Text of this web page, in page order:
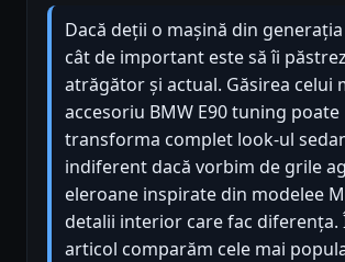
Dacă deții o mașină din generația
cât de important este să îi
atrăgător și actual. Găsirea celui
accesoriu BMW E90 tuning poate
transforma complet look-ul
indiferent dacă vorbim de grile
eleroane inspirate din modelee
detalii interior care fac diferența.
articol comparăm cele mai